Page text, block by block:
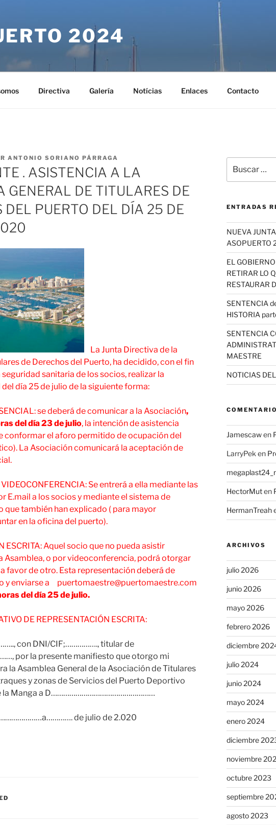
2024
Directiva Galería Notícias Enlaces Contacto
ANTONIO SORIANO PÁRRAGA
. ASISTENCIA A LA
GENERAL DE TITULARES DE
DEL PUERTO DEL DÍA 25 DE
La Junta Directiva de la
de Derechos del Puerto, ha decidido, con el fin
sanitaria de los socios, realizar la
día 25 de julio de la siguiente forma:
se deberá de comunicar a la Asociación,
del día 23 de julio, la intención de asistencia
conformar el aforo permitido de ocupación del
La Asociación comunicará la aceptación de
Se entrerá a ella mediante las
E.mail a los socios y mediante el sistema de
que también han explicado ( para mayor
en la oficina del puerto).
ESCRITA: Aquel socio que no pueda asistir
Asamblea, o por videoconferencia, podrá otorgar
favor de otro. Esta representación deberá de
y enviarse a puertomaestre@puertomaestre.com
del día 25 de julio.
DE REPRESENTACIÓN ESCRITA:
con DNI/CIF;……………., titular de
por la presente manifiesto que otorgo mi
la Asamblea General de la Asociación de Titulares
y zonas de Servicios del Puerto Deportivo
la Manga a D……………………………………………
de julio de 2.020
por:
ENTRADAS
NUEVA
ASOPUERTO
EL
RETIRAR LO
RESTAURAR
SENTENCIA
HISTORIA
SENTENCIA
MAESTRE
NOTICIAS
Jamescawen
LarryPek en
HectorMuten
HermanTreah
ARCHIVOS
julio 2026
junio 2026
mayo 2026
febrero 2026
diciembre
julio 2024
junio 2024
mayo 2024
enero 2024
diciembre
noviembre
octubre 2023
septiembre
agosto 2023